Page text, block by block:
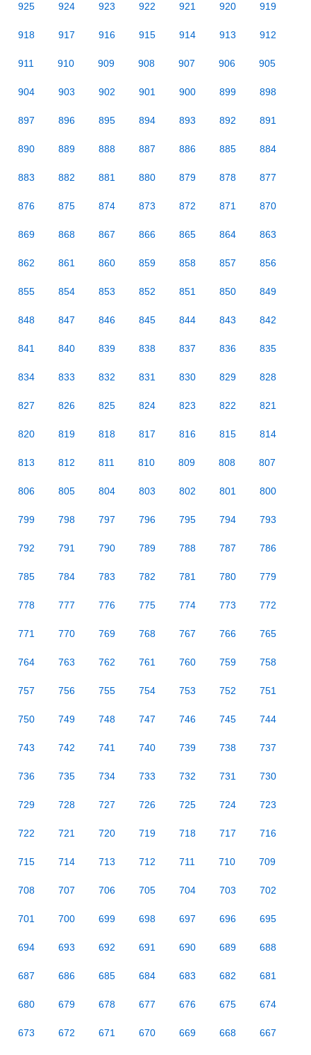
925 924 923 922 921 920 919
918 917 916 915 914 913 912
911 910 909 908 907 906 905
904 903 902 901 900 899 898
897 896 895 894 893 892 891
890 889 888 887 886 885 884
883 882 881 880 879 878 877
876 875 874 873 872 871 870
869 868 867 866 865 864 863
862 861 860 859 858 857 856
855 854 853 852 851 850 849
848 847 846 845 844 843 842
841 840 839 838 837 836 835
834 833 832 831 830 829 828
827 826 825 824 823 822 821
820 819 818 817 816 815 814
813 812 811 810 809 808 807
806 805 804 803 802 801 800
799 798 797 796 795 794 793
792 791 790 789 788 787 786
785 784 783 782 781 780 779
778 777 776 775 774 773 772
771 770 769 768 767 766 765
764 763 762 761 760 759 758
757 756 755 754 753 752 751
750 749 748 747 746 745 744
743 742 741 740 739 738 737
736 735 734 733 732 731 730
729 728 727 726 725 724 723
722 721 720 719 718 717 716
715 714 713 712 711 710 709
708 707 706 705 704 703 702
701 700 699 698 697 696 695
694 693 692 691 690 689 688
687 686 685 684 683 682 681
680 679 678 677 676 675 674
673 672 671 670 669 668 667